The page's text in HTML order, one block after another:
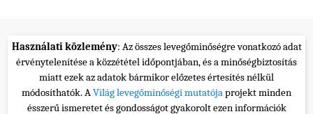
Használati közlemény: Az összes levegőminőségre vonatkozó adat
érvénytelenítése a közzététel időpontjában, és a minőségbiztosítás
miatt ezek az adatok bármikor előzetes értesítés nélkül
módosíthatók. AVilág levegőminőségi mutatójaprojekt minden
ésszerű ismeretet és gondosságot gyakorolt ezen információk